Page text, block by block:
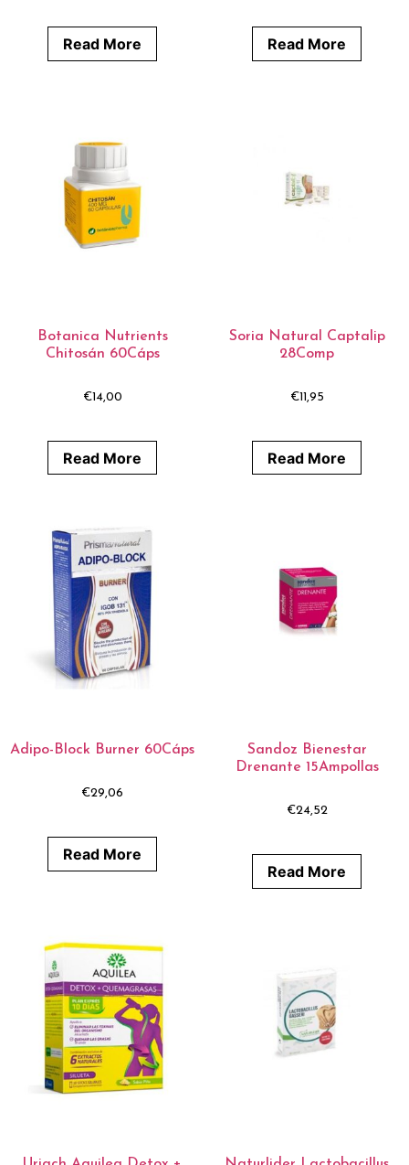
Read More Read More
Botanica Nutrients
Chitosán 60Cáps
€14,00
Read More
Soria Natural Captalip
28Comp
€11,95
Read More
Adipo-Block Burner 60Cáps
€29,06
Read More
Sandoz Bienestar
Drenante 15Ampollas
€24,52
Read More